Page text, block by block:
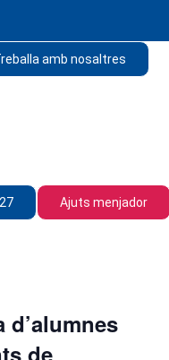
amb nosaltres
Ajuts menjador
de